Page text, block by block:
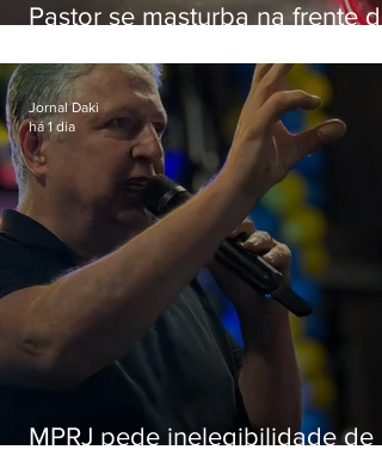
Pastor se masturba na frente de
MPRJ pede inelegibilidade de
Jornal Daki
há 1 dia